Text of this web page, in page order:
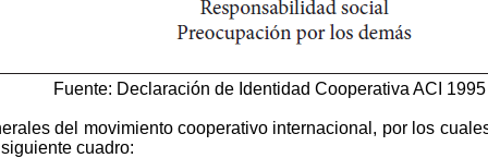
Fuente: Declaración de Identidad Cooperativa ACI 1995
del movimiento cooperativo internacional, por los
cuadro: